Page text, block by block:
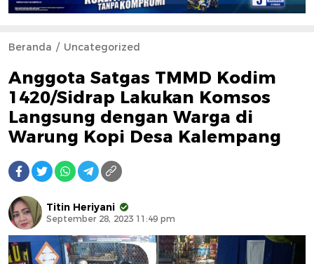
Beranda Uncategorized
Anggota Satgas TMMD Kodim
1420/Sidrap Lakukan Komsos
Langsung dengan Warga di
Warung Kopi Desa Kalempang
Titin Heriyani
September 28, 2023 11:49 pm